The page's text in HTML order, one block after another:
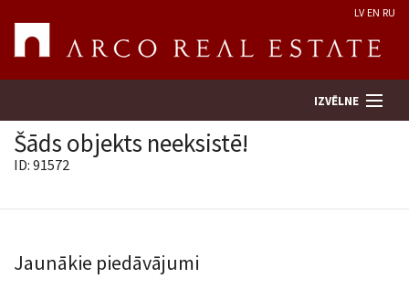
LV EN RU
IZVĒLNE
Uzņēmums
Šāds objekts neeksistē!
ID: 91572
Jaunākie piedāvājumi